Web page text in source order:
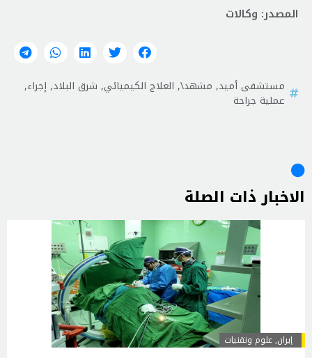
المصدر: وكالات
مستشفى أميد, مشهد\, العلاج الكيميائي, شرق البلاد,إجراء,
عملية جراحة
الاخبار ذات الصلة
إيران,علوم وتقنيات